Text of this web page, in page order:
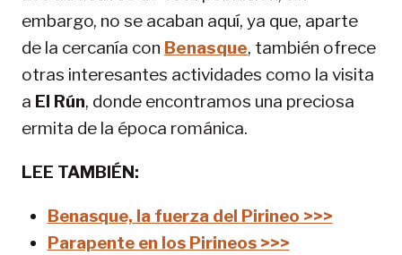
embargo, no se acaban aquí, ya que, aparte
de la cercanía con Benasque, también ofrece
otras interesantes actividades como la visita
a El Rún, donde encontramos una preciosa
ermita de la época románica.
LEE TAMBIÉN:
Benasque, la fuerza del Pirineo >>>
Parapente en los Pirineos >>>